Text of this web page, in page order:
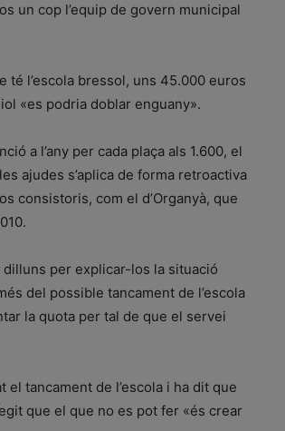
un cop l’equip de govern municipal
té l’escola bressol, uns 45.000 euros
«es podria doblar enguany».
a l’any per cada plaça als 1.600, el
ajudes s’aplica de forma retroactiva
consistoris, com el d’Organyà, que
dilluns per explicar-los la situació
del possible tancament de l’escola
la quota per tal de que el servei
el tancament de l’escola i ha dit que
que el que no es pot fer «és crear